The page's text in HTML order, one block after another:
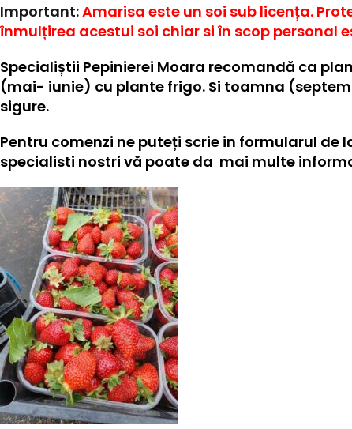
Important:Amarisa este un soi sub licența.
înmulțirea acestui soi chiar si în scop personal
Specialiștii Pepinierei Moara recomandă ca
(mai- iunie) cu plante frigo. Si toamna
sigure.
Pentru comenzi ne puteți scrie in formularul
specialisti nostri vă poate da mai multe